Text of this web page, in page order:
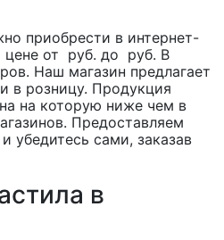
приобрести в интернет-
цене от руб. до руб. В
Наш магазин предлагает
в розницу. Продукция
на которую ниже чем в
Предоставляем
убедитесь сами, заказав
в